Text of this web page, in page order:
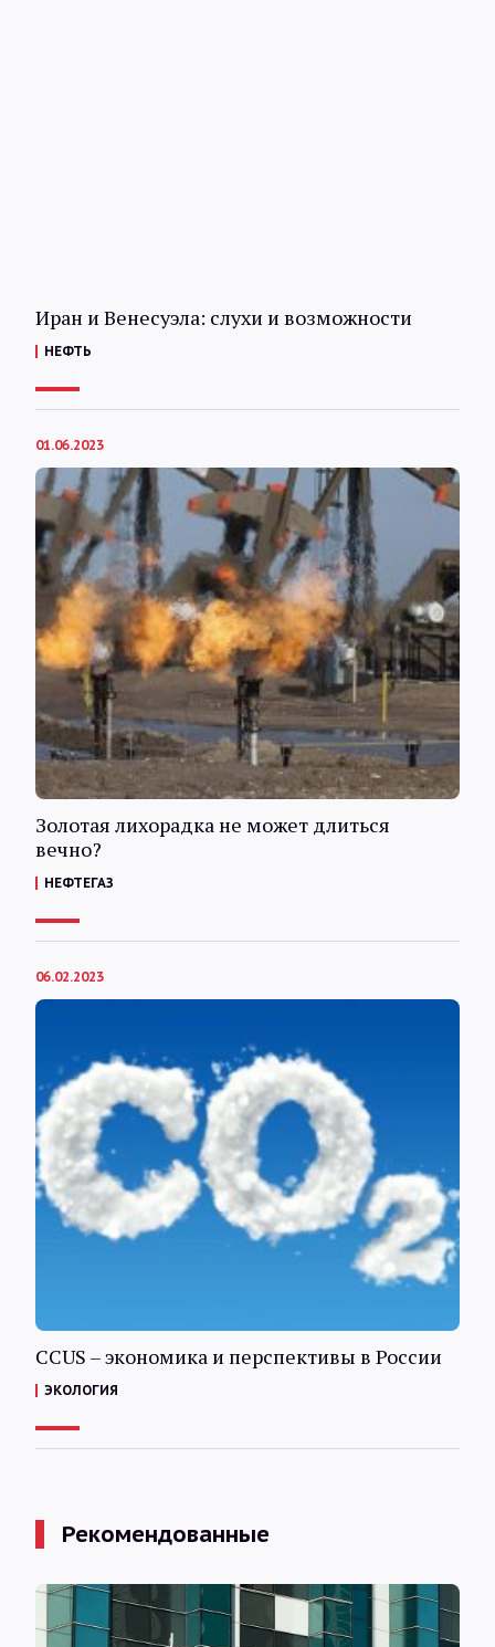
Иран и Венесуэла: слухи и возможности
НЕФТЬ
01.06.2023
Золотая лихорадка не может длиться
вечно?
НЕФТЕГАЗ
06.02.2023
CCUS – экономика и перспективы в России
ЭКОЛОГИЯ
Рекомендованные